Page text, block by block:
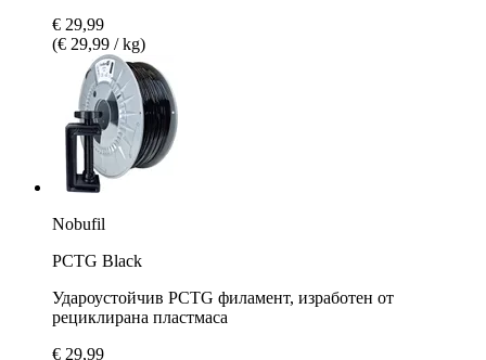
€ 29,99
(€ 29,99 / kg)
Nobufil
PCTG Black
Удароустойчив PCTG филамент, изработен от
рециклирана пластмаса
€ 29,99